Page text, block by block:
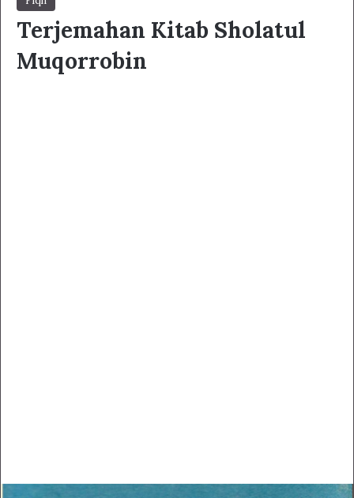
Terjemahan Kitab Sholatul
Muqorrobin